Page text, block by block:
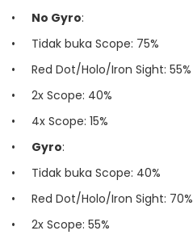
No Gyro:
Tidak buka Scope: 75%
Red Dot/Holo/Iron Sight: 55%
2x Scope: 40%
4x Scope: 15%
Gyro:
Tidak buka Scope: 40%
Red Dot/Holo/Iron Sight: 70%
2x Scope: 55%